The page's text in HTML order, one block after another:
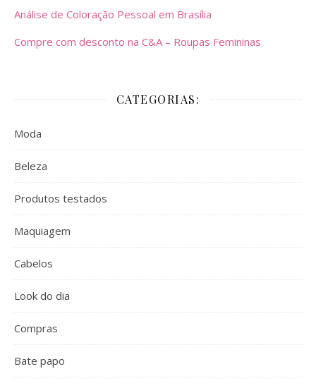
Análise de Coloração Pessoal em Brasília
Compre com desconto na C&A – Roupas Femininas
CATEGORIAS:
Moda
Beleza
Produtos testados
Maquiagem
Cabelos
Look do dia
Compras
Bate papo